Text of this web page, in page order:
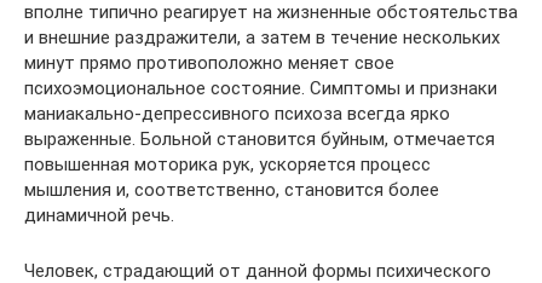
вполне типично реагирует на жизненные обстоятельства
и внешние раздражители, а затем в течение нескольких
минут прямо противоположно меняет свое
психоэмоциональное состояние. Симптомы и признаки
маниакально-депрессивного психоза всегда ярко
выраженные. Больной становится буйным, отмечается
повышенная моторика рук, ускоряется процесс
мышления и, соответственно, становится более
динамичной речь.
Человек, страдающий от данной формы психического